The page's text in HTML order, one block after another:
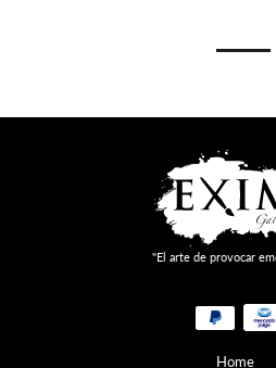
"El arte de provocar
de
pago
Home